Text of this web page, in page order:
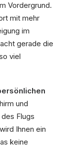
Vordergrund.
mit mehr
im
gerade die
viel
und
Flugs
Ihnen ein
keine